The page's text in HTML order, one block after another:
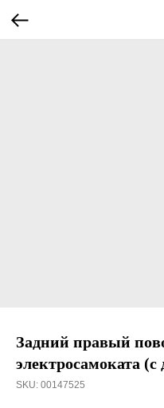
Задний правый
электросамоката
SKU: 00147525